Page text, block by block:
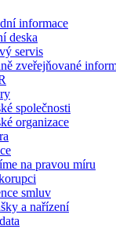
informace
deska
servis
zveřejňované
společnosti
organizace
na pravou míru
smluv
a nařízení